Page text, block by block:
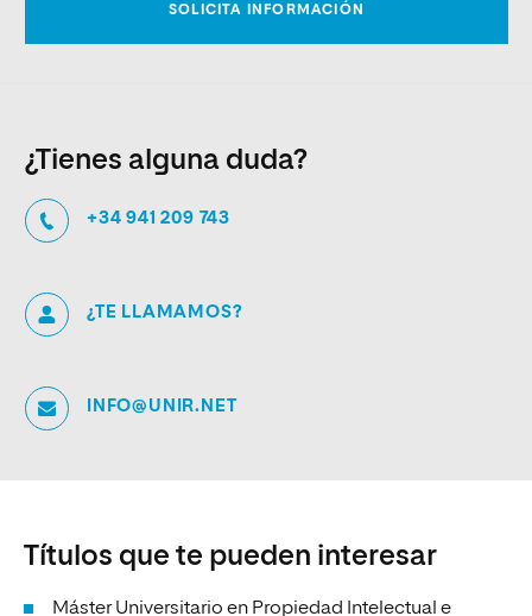
¿Tienes alguna duda?
+34 941 209 743
¿TE LLAMAMOS?
INFO@UNIR.NET
Títulos que te pueden interesar
Máster Universitario en Propiedad Intelectual e